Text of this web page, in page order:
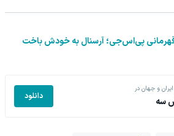
پی‌اس‌جی؛ آرسنال به خودش باخت
ایران و جهان در
سه دانلود